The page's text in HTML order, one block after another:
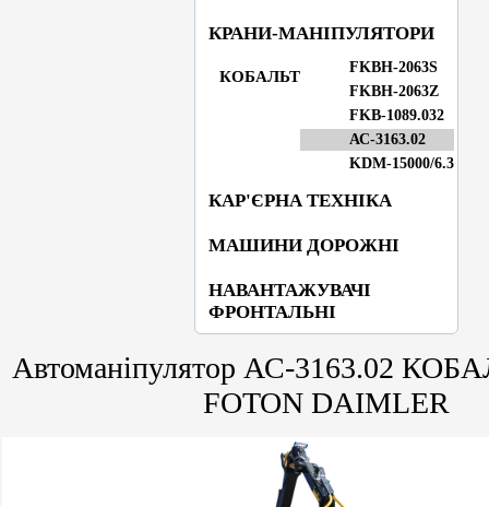
КРАНИ-МАНІПУЛЯТОРИ
КОБАЛЬТ
FKBН-2063S
FKBH-2063Z
FKB-1089.032
АС-3163.02
KDM-15000/6.3
КАР'ЄРНА ТЕХНІКА
МАШИНИ ДОРОЖНІ
НАВАНТАЖУВАЧІ
ФРОНТАЛЬНІ
Автоманіпулятор АС-3163.02
FOTON DAIMLER